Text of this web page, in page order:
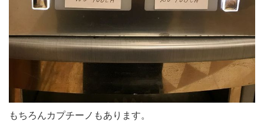
もちろんカプチーノもあります。